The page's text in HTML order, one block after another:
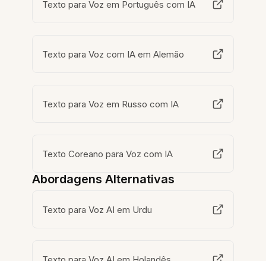
Texto para Voz em Português com IA
Texto para Voz com IA em Alemão
Texto para Voz em Russo com IA
Texto Coreano para Voz com IA
Abordagens Alternativas
Texto para Voz AI em Urdu